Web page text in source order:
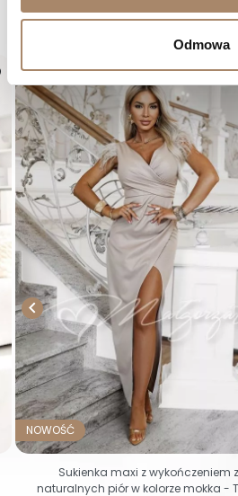
Odmowa
BYĆ MOŻE SPODOBA CI

NOWOŚĆ
Sukienka maxi z wykończeniem z
naturalnych piór w kolorze mokka -